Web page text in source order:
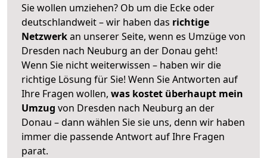
Sie wollen umziehen? Ob um die Ecke oder
deutschlandweit – wir haben das richtige
Netzwerkan unserer Seite, wenn es Umzüge von
Dresden nach Neuburg an der Donau geht!
Wenn Sie nicht weiterwissen – haben wir die
richtige Lösung für Sie! Wenn Sie Antworten auf
Ihre Fragen wollen, was kostet überhaupt mein
Umzug von Dresden nach Neuburg an der
Donau – dann wählen Sie sie uns, denn wir haben
immer die passende Antwort auf Ihre Fragen
parat.